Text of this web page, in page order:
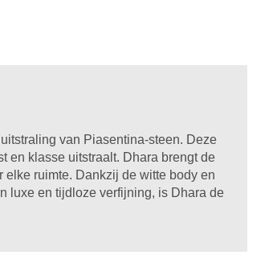
van Piasentina-steen. Deze
en klasse uitstraalt. Dhara brengt de
ruimte. Dankzij de witte body en
luxe en tijdloze verfijning, is Dhara de